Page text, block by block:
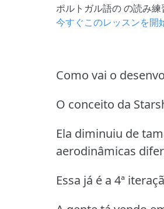
ポルトガル語の の読み
今すぐこのレッスンを開
Como vai o
O conceito da
Ela diminuiu de
aerodinâmicas
Essa já é a 4ª